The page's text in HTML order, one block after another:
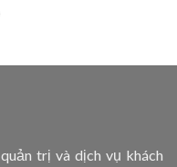
trị và dịch vụ khách